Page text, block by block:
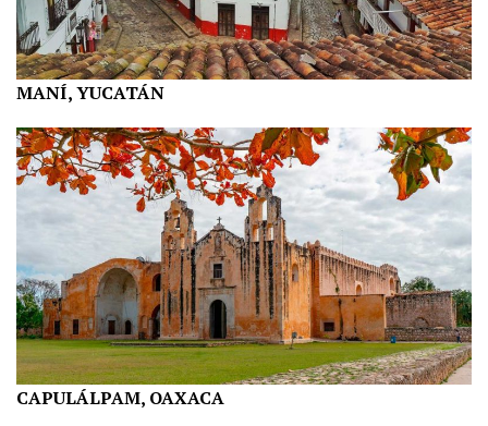
MANÍ, YUCATÁN
CAPULÁLPAM, OAXACA